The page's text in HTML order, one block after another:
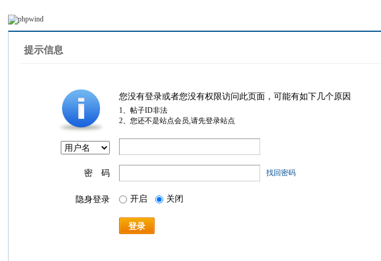
提示信息
您没有登录或者您没有权限访问此页面，可能有如下几个原因
1、帖子ID非法
2、您还不是站点会员,请先登录站点
密 码 找回密码
隐身登录 开启 关闭
登录